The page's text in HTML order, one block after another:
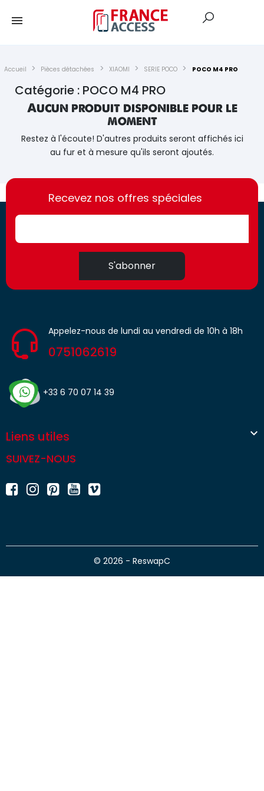
Accueil Pièces détachées XIAOMI SERIE POCO POCO M4 PRO
Catégorie : POCO M4 PRO
Aucun produit disponible pour le
moment
Restez à l'écoute! D'autres produits seront affichés ici
au fur et à mesure qu'ils seront ajoutés.
https://france-
access.fr
https://france-
access.fr
Recevez nos offres spéciales
S'abonner
Appelez-nous de lundi au vendredi de 10h à 18h
0751062619
+33 6 70 07 14 39
Liens utiles 
SUIVEZ-NOUS
© 2026 - ReswapC